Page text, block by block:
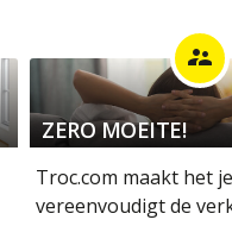
supervisor_account
ZERO MOEITE!
Troc.com maakt het
vereenvoudigt de